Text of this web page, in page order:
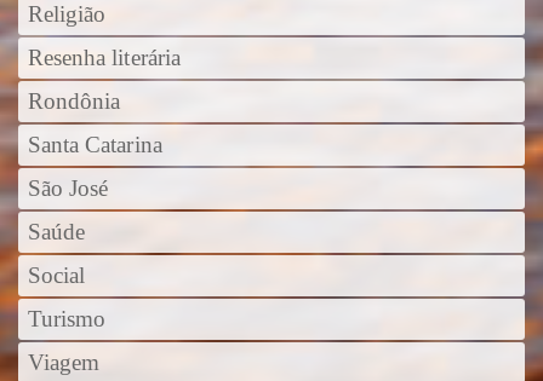
Religião
Resenha literária
Rondônia
Santa Catarina
São José
Saúde
Social
Turismo
Viagem